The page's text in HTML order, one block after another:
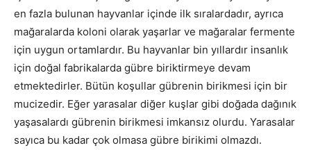
en fazla bulunan hayvanlar içinde ilk sıralardadır, ayrıca
mağaralarda koloni olarak yaşarlar ve mağaralar fermente
için uygun ortamlardır. Bu hayvanlar bin yıllardır insanlık
için doğal fabrikalarda gübre biriktirmeye devam
etmektedirler. Bütün koşullar gübrenin birikmesi için bir
mucizedir. Eğer yarasalar diğer kuşlar gibi doğada dağınık
yaşasalardı gübrenin birikmesi imkansız olurdu. Yarasalar
sayıca bu kadar çok olmasa gübre birikimi olmazdı.